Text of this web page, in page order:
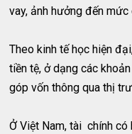
vay, ảnh hưởng đến
Theo kinh tế học hiện
tiền tệ, ở dạng các
góp vốn thông qua thị
Ở Việt Nam, tài chính có